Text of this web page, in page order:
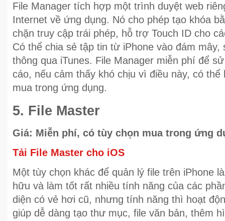
File Manager tích hợp một trình duyệt web
Internet về ứng dụng. Nó cho phép tạo khóa
chặn truy cập trái phép, hỗ trợ Touch ID cho
Có thể chia sẻ tập tin từ iPhone vào đám mây,
thông qua iTunes. File Manager miễn phí để
cáo, nếu cảm thấy khó chịu vì điều này, có
mua trong ứng dụng.
5. File Master
Giá: Miễn phí, có tùy chọn mua trong ứng
Tải File Master cho iOS
Một tùy chọn khác để quản lý file trên iPhone
hữu và làm tốt rất nhiều tính năng của các
diện có vẻ hơi cũ, nhưng tính năng thì hoạt
giúp dễ dàng tạo thư mục, file văn bản, thêm